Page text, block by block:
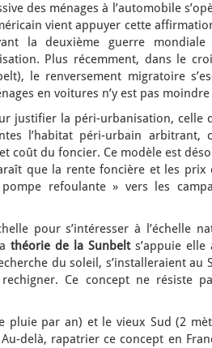
des ménages à l’automobile
vient appuyer cette
la deuxième guerre
Plus récemment, dans le
le renversement migratoire
en voitures n’y est pas
justifier la péri-urbanisation, celle
l’habitat péri-urbain arbitrant,
coût du foncier. Ce modèle est
que la rente foncière et les prix
refoulante » vers les
pour s’intéresser à l’échelle
théorie de la Sunbelts’appuie elle
du soleil, s’installeraient au
Ce concept ne résiste
pluie par an) et le vieux Sud (2
delà, rapatrier ce concept en